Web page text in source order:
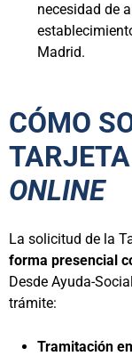
necesidad de
Madrid.
CÓMO
ONLINE
La solicitud de la
forma presencial
Desde Ayuda-
trámite:
Tramitación